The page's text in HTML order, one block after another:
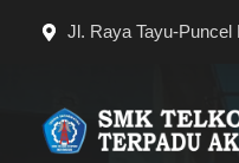
Jl. Raya Tayu-Puncel